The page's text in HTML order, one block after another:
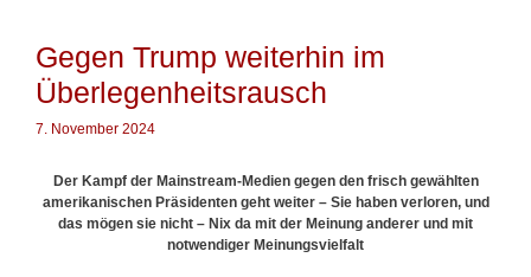
c
t
L
e
s
n
ö
r
t
e
Gegen Trump weiterhin im
Überlegenheitsrausch
7. November 2024
Der Kampf der Mainstream-Medien gegen den frisch gewählten
amerikanischen Präsidenten geht weiter – Sie haben verloren, und
das mögen sie nicht – Nix da mit der Meinung anderer und mit
notwendiger Meinungsvielfalt